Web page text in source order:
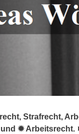
Strafrecht,
✹